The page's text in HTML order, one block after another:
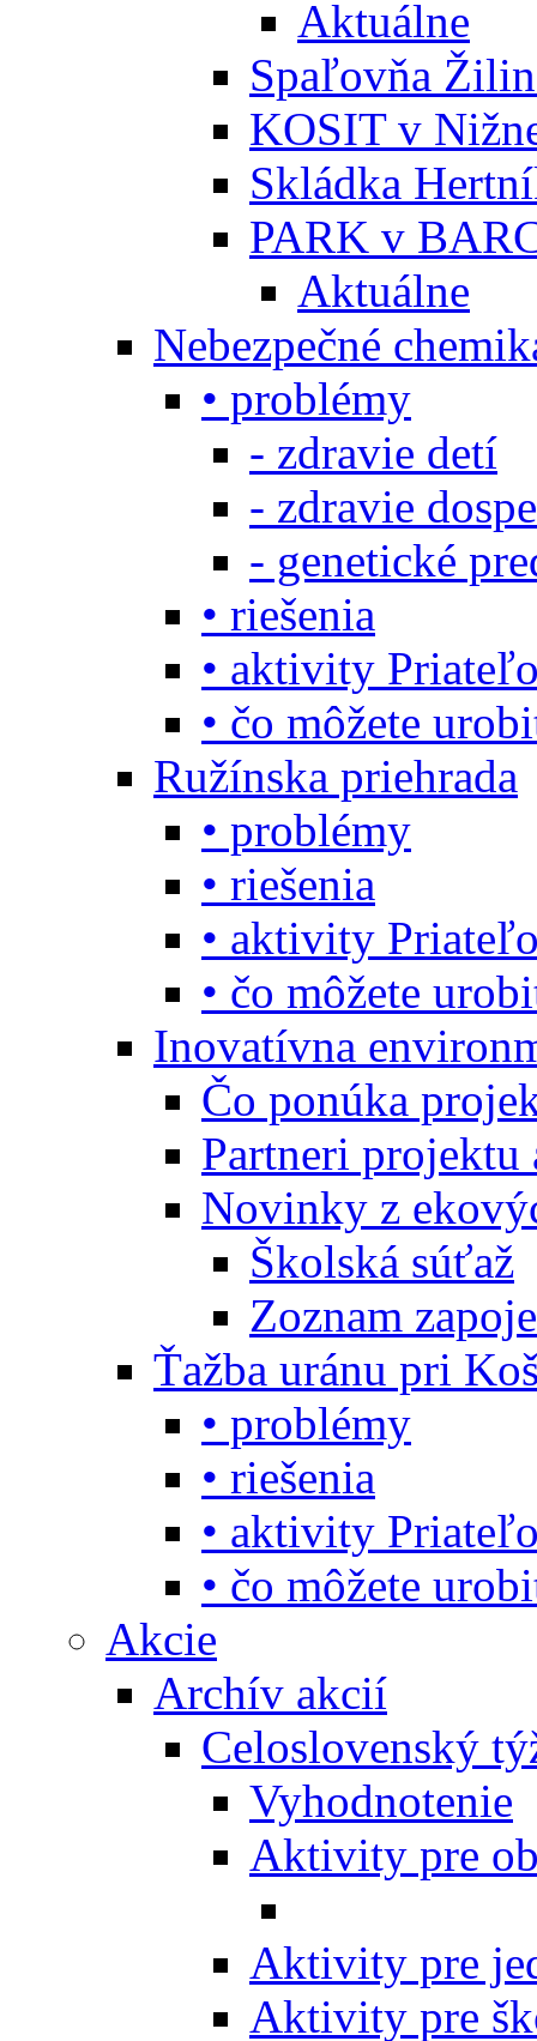
Aktuálne
Spaľovňa
KOSIT v
Skládka
PARK v
Aktuálne
Nebezpečné
• problémy
- zdravie detí
- zdravie
- genetické
• riešenia
• aktivity
• čo môžete
Ružínska priehrada
• problémy
• riešenia
• aktivity
• čo môžete
Inovatívna
Čo ponúka
Partneri projektu
Novinky z
Školská súťaž
Zoznam
Ťažba uránu pri
• problémy
• riešenia
• aktivity
• čo môžete
Akcie
Archív akcií
Celoslovenský
Vyhodnotenie
Aktivity pre
Aktivity pre
Aktivity pre